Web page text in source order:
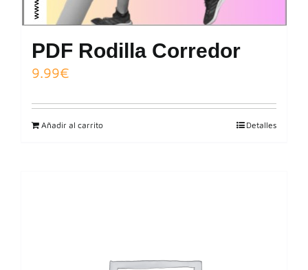
PDF Rodilla Corredor
9.99€
Añadir al carrito Detalles